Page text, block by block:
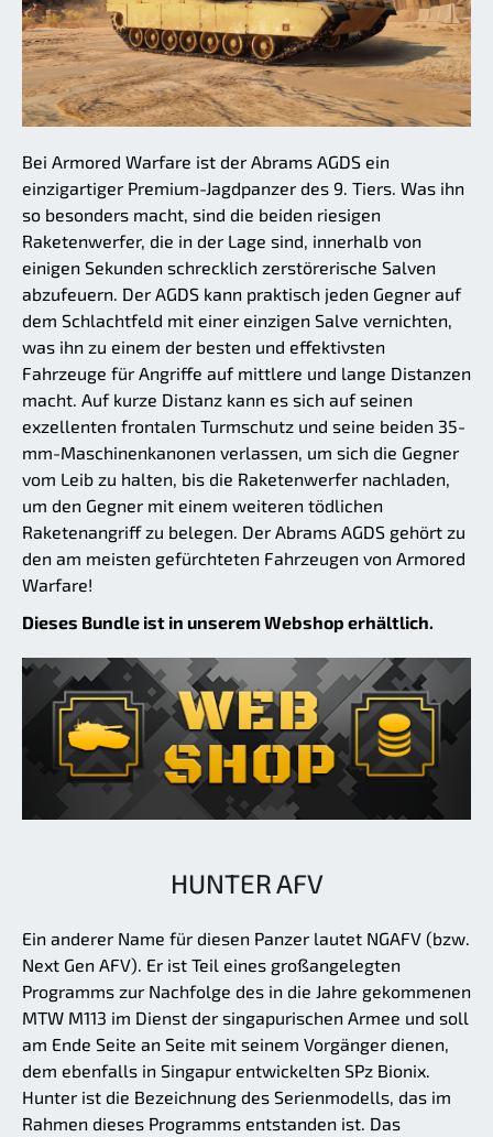
Bei Armored Warfare ist der Abrams AGDS ein
einzigartiger Premium-Jagdpanzer des 9. Tiers. Was ihn
so besonders macht, sind die beiden riesigen
Raketenwerfer, die in der Lage sind, innerhalb von
einigen Sekunden schrecklich zerstörerische Salven
abzufeuern. Der AGDS kann praktisch jeden Gegner auf
dem Schlachtfeld mit einer einzigen Salve vernichten,
was ihn zu einem der besten und effektivsten
Fahrzeuge für Angriffe auf mittlere und lange Distanzen
macht. Auf kurze Distanz kann es sich auf seinen
exzellenten frontalen Turmschutz und seine beiden 35-
mm-Maschinenkanonen verlassen, um sich die Gegner
vom Leib zu halten, bis die Raketenwerfer nachladen,
um den Gegner mit einem weiteren tödlichen
Raketenangriff zu belegen. Der Abrams AGDS gehört zu
den am meisten gefürchteten Fahrzeugen von Armored
Warfare!
Dieses Bundle ist in unserem Webshop erhältlich.
HUNTER AFV
Ein anderer Name für diesen Panzer lautet NGAFV (bzw.
Next Gen AFV). Er ist Teil eines großangelegten
Programms zur Nachfolge des in die Jahre gekommenen
MTW M113 im Dienst der singapurischen Armee und soll
am Ende Seite an Seite mit seinem Vorgänger dienen,
dem ebenfalls in Singapur entwickelten SPz Bionix.
Hunter ist die Bezeichnung des Serienmodells, das im
Rahmen dieses Programms entstanden ist. Das